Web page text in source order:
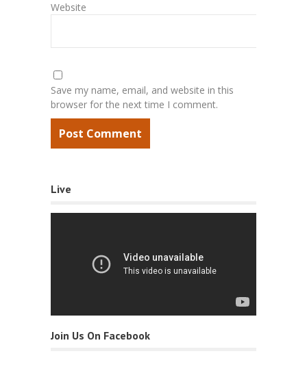
Website
Save my name, email, and website in this
browser for the next time I comment.
Live
Join Us On Facebook